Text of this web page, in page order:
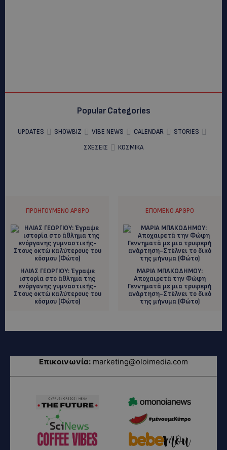
Popular Categories
UPDATES SHOWBIZ VIBE NEWS CALENDAR
STORIES
ΣΧΕΣΕΙΣ
ΚΟΣΜΙΚΑ
ΠΡΟΗΓΟΎΜΕΝΟ ΆΡΘΡΟ
HΛΙΑΣ ΓΕΩΡΓΙΟΥ: Έγραψε
ιστορία στο άθλημα της
ενόργανης γυμναστικής-
Στους οκτώ καλύτερους του
κόσμου (Φώτο)
ΕΠΌΜΕΝΟ ΆΡΘΡΟ
ΜΑΡΙΑ ΜΠΑΚΟΔΗΜΟΥ:
Αποχαιρετά την Φώφη
Γεννηματά με μια τρυφερή
ανάρτηση-Στέλνει το δικό
της μήνυμα (Φώτο)
Επικοινωνία: marketing@oloimedia.com